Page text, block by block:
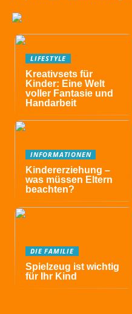
LIFESTYLE
Kreativsets für
Kinder: Eine Welt
voller Fantasie und
Handarbeit
INFORMATIONEN
Kindererziehung –
was müssen Eltern
beachten?
DIE FAMILIE
Spielzeug ist wichtig
für Ihr Kind